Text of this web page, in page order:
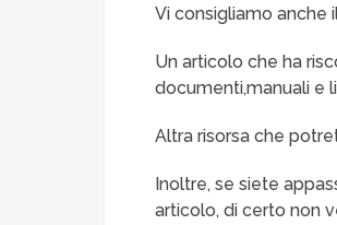
Vi consigliamo anche
Un articolo che ha
documenti,manuali e
Altra risorsa che
Inoltre, se siete
articolo, di certo non